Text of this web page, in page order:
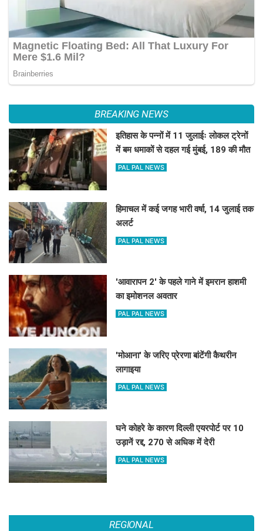
BREAKING NEWS
इतिहास के पन्नों में 11 जुलाईः लोकल ट्रेनों
में बम धमाकों से दहल गई मुंबई, 189 की मौत
PAL PAL NEWS
हिमाचल में कई जगह भारी वर्षा, 14 जुलाई तक
अलर्ट
PAL PAL NEWS
'आवारापन 2' के पहले गाने में इमरान हाशमी
का इमोशनल अवतार
PAL PAL NEWS
'मोआना' के जरिए प्रेरणा बांटेंगी कैथरीन
लागाइया
PAL PAL NEWS
घने कोहरे के कारण दिल्ली एयरपोर्ट पर 10
उड़ानें रद्द, 270 से अधिक में देरी
PAL PAL NEWS
REGIONAL